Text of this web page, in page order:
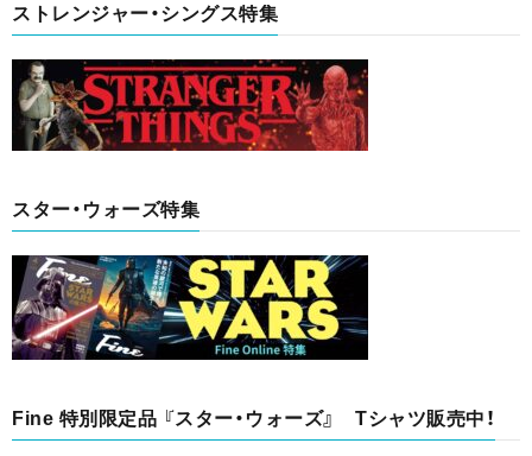
ストレンジャー・シングス特集
スター・ウォーズ特集
Fine 特別限定品 『スター・ウォーズ』 Tシャツ販売中！